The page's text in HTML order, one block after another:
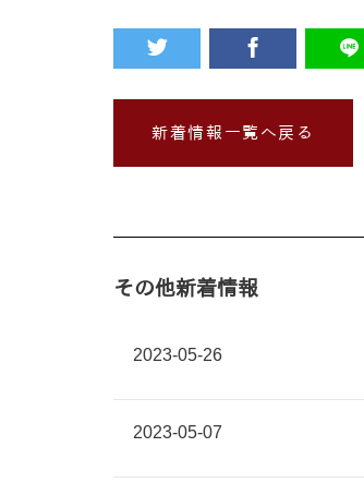
新着情報一覧へ戻る
その他新着情報
2023-05-26
2023-05-07